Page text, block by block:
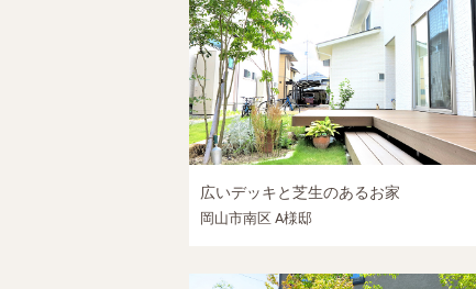
広いデッキと芝生のあるお家
岡山市南区 A様邸